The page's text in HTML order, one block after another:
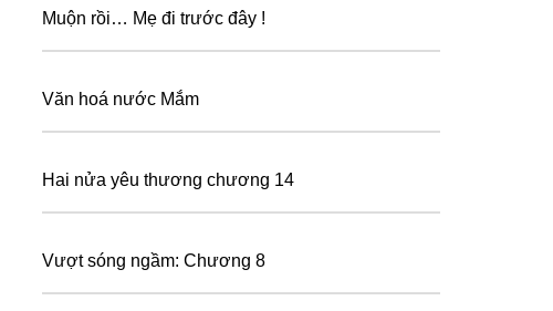
Muộn rồi… Mẹ đi trước đây !
Văn hoá nước Mắm
Hai nửa yêu thương chương 14
Vượt sóng ngầm: Chương 8